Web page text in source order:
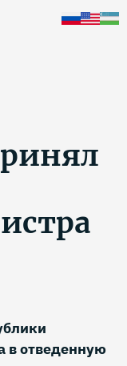
в отведенную